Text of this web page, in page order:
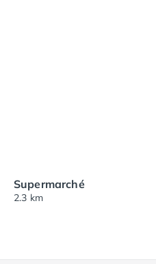
Supermarché
2.3 km